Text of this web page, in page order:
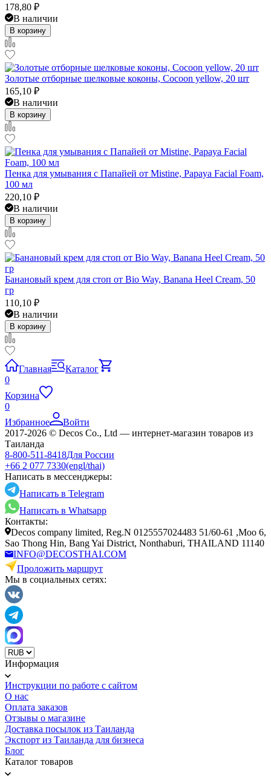
178,80 ₽
В наличии
В корзину
Золотые отборные шелковые коконы, Cocoon yellow, 20 шт
165,10 ₽
В наличии
В корзину
Пенка для умывания с Папайей от Mistine, Papaya Facial Foam,
100 мл
220,10 ₽
В наличии
В корзину
Банановый крем для стоп от Bio Way, Banana Heel Cream, 50
гр
110,10 ₽
В наличии
В корзину
Главная
Каталог
0
Корзина
0
Избранное
Войти
2017-2026 © Decos Co., Ltd — интернет-магазин товаров из
Таиланда
8-800-511-8418Для России
+66 2 077 7330(engl/thai)
Написать в мессенджеры:
Написать в Telegram
Написать в Whatsapp
Контакты:
Decos company limited, Reg.N 0125557024483 51/60-61 ,Moo 6,
Sao Thong Hin, Bang Yai District, Nonthaburi, THAILAND 11140
INFO@DECOSTHAI.COM
Проложить маршрут
Мы в социальных сетях:
Информация
Инструкции по работе с сайтом
О нас
Оплата заказов
Отзывы о магазине
Доставка посылок из Таиланда
Экспорт из Таиланда для бизнеса
Блог
Каталог товаров